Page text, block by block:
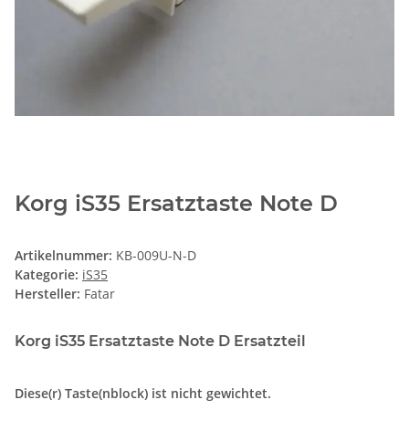
Korg iS35 Ersatztaste Note D
Artikelnummer: KB-009U-N-D
Kategorie: iS35
Hersteller: Fatar
Korg iS35 Ersatztaste Note D Ersatzteil
Diese(r) Taste(nblock) ist nicht gewichtet.